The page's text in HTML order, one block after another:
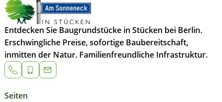
Entdecken Sie Baugrundstücke in Stücken bei Berlin.
Erschwingliche Preise, sofortige Baubereitschaft,
inmitten der Natur. Familienfreundliche Infrastruktur.
Seiten